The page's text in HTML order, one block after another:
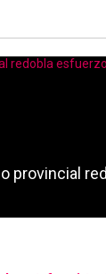
provincial